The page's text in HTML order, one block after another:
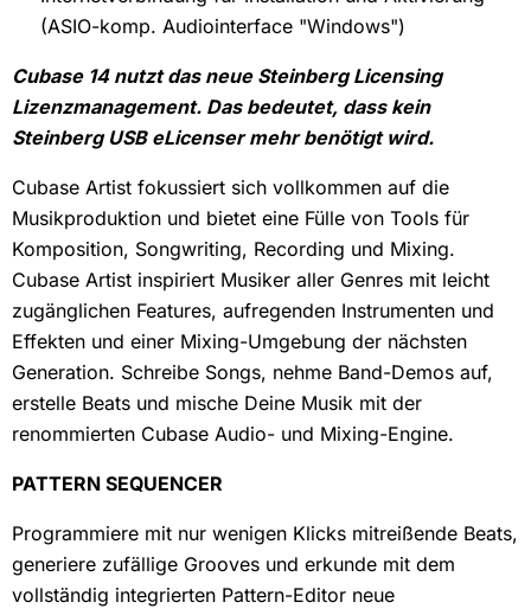
(ASIO-komp. Audiointerface "Windows")
Cubase 14 nutzt das neue Steinberg Licensing
Lizenzmanagement. Das bedeutet, dass kein
Steinberg USB eLicenser mehr benötigt wird.
Cubase Artist fokussiert sich vollkommen auf die
Musikproduktion und bietet eine Fülle von Tools für
Komposition, Songwriting, Recording und Mixing.
Cubase Artist inspiriert Musiker aller Genres mit leicht
zugänglichen Features, aufregenden Instrumenten und
Effekten und einer Mixing-Umgebung der nächsten
Generation. Schreibe Songs, nehme Band-Demos auf,
erstelle Beats und mische Deine Musik mit der
renommierten Cubase Audio- und Mixing-Engine.
PATTERN SEQUENCER
Programmiere mit nur wenigen Klicks mitreißende Beats,
generiere zufällige Grooves und erkunde mit dem
vollständig integrierten Pattern-Editor neue